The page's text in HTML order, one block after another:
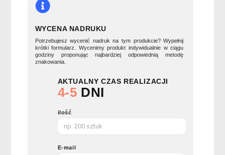
WYCENA NADRUKU
Potrzebujesz wycenić nadruk na tym produkcie? Wypełnij
krótki formularz. Wycenimy produkt indywidualnie w ciągu
godziny proponując najbardziej odpowiednią metodę
znakowania.
AKTUALNY CZAS REALIZACJI
4-5 DNI
ilość
E-mail